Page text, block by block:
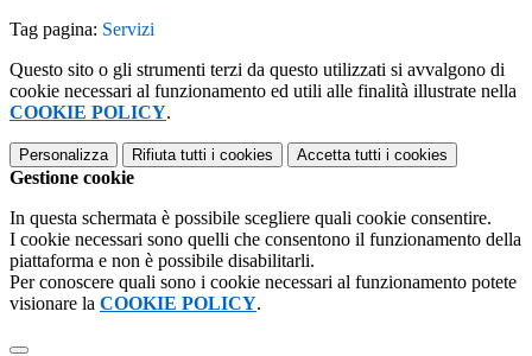
Tag pagina: Servizi
Questo sito o gli strumenti terzi da questo utilizzati si avvalgono di
cookie necessari al funzionamento ed utili alle finalità illustrate nella
COOKIE POLICY.
Personalizza Rifiuta tutti i cookies Accetta tutti i cookies
Gestione cookie
In questa schermata è possibile scegliere quali cookie consentire.
I cookie necessari sono quelli che consentono il funzionamento della
piattaforma e non è possibile disabilitarli.
Per conoscere quali sono i cookie necessari al funzionamento potete
visionare la COOKIE POLICY.